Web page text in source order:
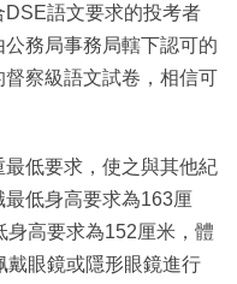
語文要求的投考者
務局事務局轄下認可的
察級語文試卷，相信可
低要求，使之與其他紀
低身高要求為163厘
高要求為152厘米，體
戴眼鏡或隱形眼鏡進行